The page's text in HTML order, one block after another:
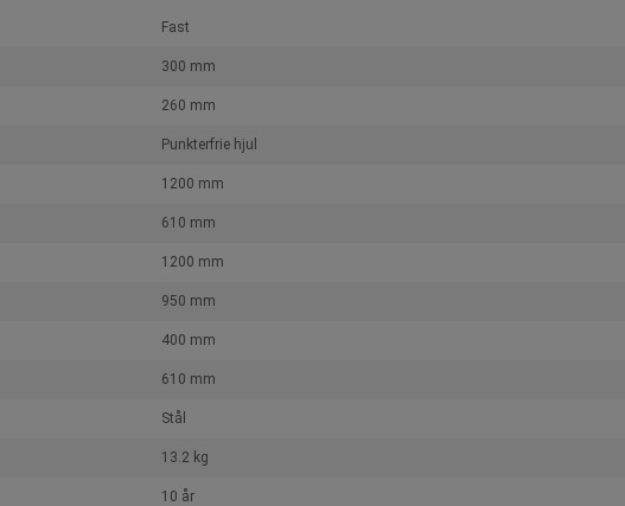
Fast
300 mm
260 mm
Punkterfrie hjul
1200 mm
610 mm
1200 mm
950 mm
400 mm
610 mm
Stål
13.2 kg
10 år